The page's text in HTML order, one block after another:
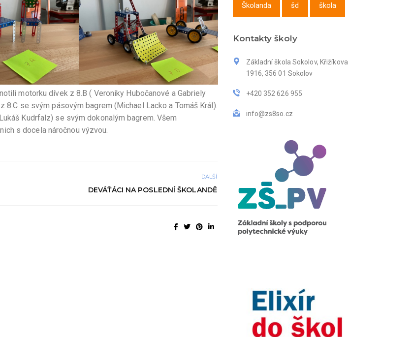
motorku dívek z 8.B ( Veroniky Hubočanové a Gabriely
se svým pásovým bagrem (Michael Lacko a Tomáš Král).
Kudrfalz) se svým dokonalým bagrem. Všem
s docela náročnou výzvou.
DALŠÍ
DEVÁŤÁCI NA POSLEDNÍ ŠKOLANDĚ
Školanda šd škola
Kontakty školy
Základní škola Sokolov, Křižíkova
1916, 356 01 Sokolov
+420 352 626 955
info@zs8so.cz